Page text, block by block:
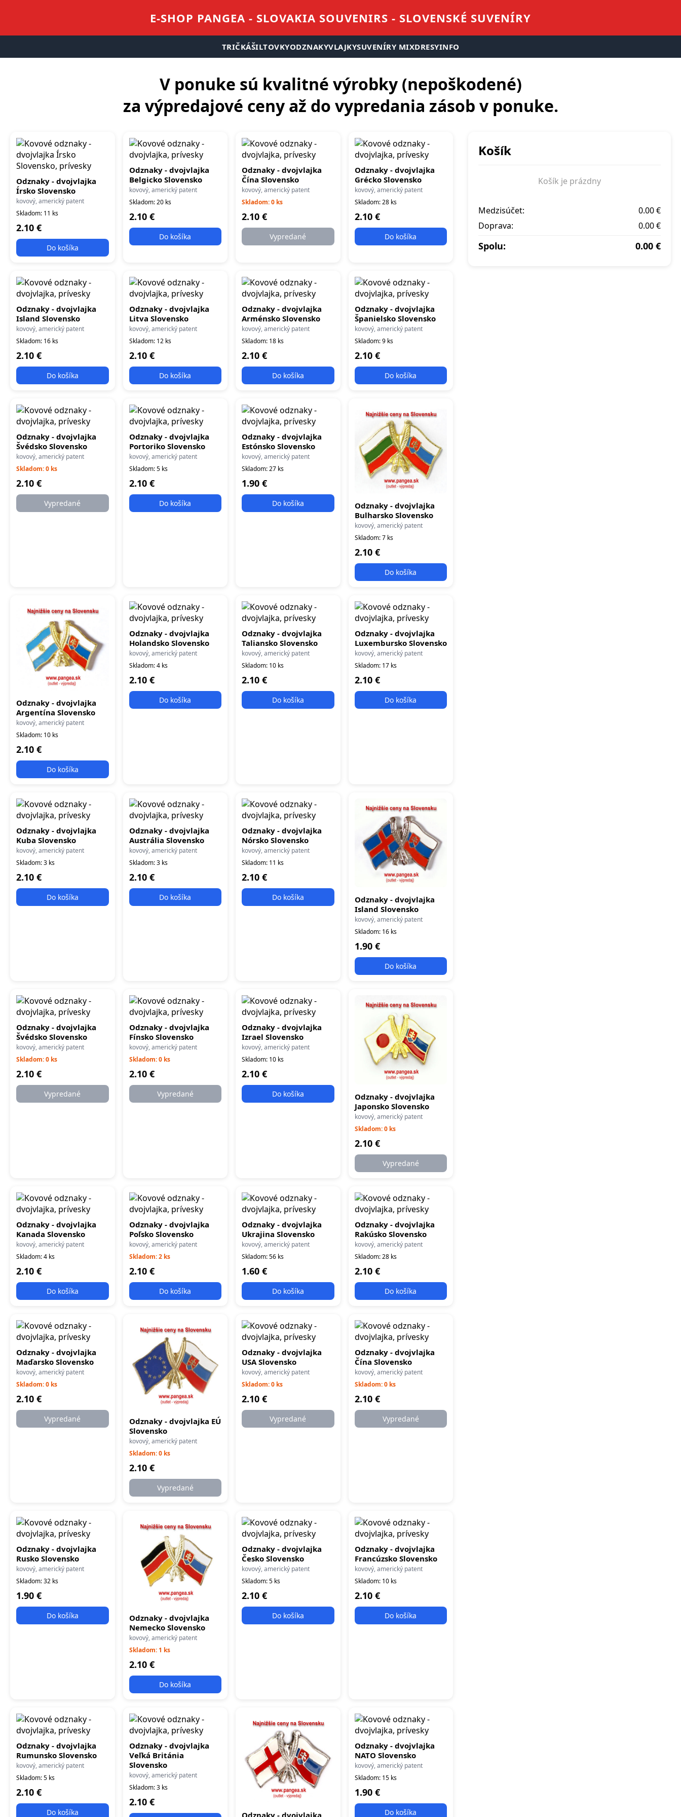
E-SHOP PANGEA - SLOVAKIA SOUVENIRS - SLOVENSKÉ SUVENÍRY
TRIČKÁŠILTOVKYODZNAKYVLAJKYSUVENÍRY MIXDRESYINFO
V ponuke sú kvalitné výrobky (nepoškodené)
za výpredajové ceny až do vypredania zásob v ponuke.
Odznaky - dvojvlajka
Írsko Slovensko
kovový, americký patent
Skladom: 11 ks
2.10 €
Do košíka
Odznaky - dvojvlajka
Belgicko Slovensko
kovový, americký patent
Skladom: 20 ks
2.10 €
Do košíka
Odznaky - dvojvlajka
Čína Slovensko
kovový, americký patent
Skladom: 0 ks
2.10 €
Vypredané
Odznaky - dvojvlajka
Grécko Slovensko
kovový, americký patent
Skladom: 28 ks
2.10 €
Do košíka
Odznaky - dvojvlajka
Island Slovensko
kovový, americký patent
Skladom: 16 ks
2.10 €
Do košíka
Odznaky - dvojvlajka
Litva Slovensko
kovový, americký patent
Skladom: 12 ks
2.10 €
Do košíka
Odznaky - dvojvlajka
Arménsko Slovensko
kovový, americký patent
Skladom: 18 ks
2.10 €
Do košíka
Odznaky - dvojvlajka
Španielsko Slovensko
kovový, americký patent
Skladom: 9 ks
2.10 €
Do košíka
Odznaky - dvojvlajka
Švédsko Slovensko
kovový, americký patent
Skladom: 0 ks
2.10 €
Vypredané
Odznaky - dvojvlajka
Portoriko Slovensko
kovový, americký patent
Skladom: 5 ks
2.10 €
Do košíka
Odznaky - dvojvlajka
Estónsko Slovensko
kovový, americký patent
Skladom: 27 ks
1.90 €
Do košíka
Odznaky - dvojvlajka
Bulharsko Slovensko
kovový, americký patent
Skladom: 7 ks
2.10 €
Do košíka
Odznaky - dvojvlajka
Argentína Slovensko
kovový, americký patent
Skladom: 10 ks
2.10 €
Do košíka
Odznaky - dvojvlajka
Holandsko Slovensko
kovový, americký patent
Skladom: 4 ks
2.10 €
Do košíka
Odznaky - dvojvlajka
Taliansko Slovensko
kovový, americký patent
Skladom: 10 ks
2.10 €
Do košíka
Odznaky - dvojvlajka
Luxembursko Slovensko
kovový, americký patent
Skladom: 17 ks
2.10 €
Do košíka
Odznaky - dvojvlajka
Kuba Slovensko
kovový, americký patent
Skladom: 3 ks
2.10 €
Do košíka
Odznaky - dvojvlajka
Austrália Slovensko
kovový, americký patent
Skladom: 3 ks
2.10 €
Do košíka
Odznaky - dvojvlajka
Nórsko Slovensko
kovový, americký patent
Skladom: 11 ks
2.10 €
Do košíka
Odznaky - dvojvlajka
Island Slovensko
kovový, americký patent
Skladom: 16 ks
1.90 €
Do košíka
Odznaky - dvojvlajka
Švédsko Slovensko
kovový, americký patent
Skladom: 0 ks
2.10 €
Vypredané
Odznaky - dvojvlajka
Fínsko Slovensko
kovový, americký patent
Skladom: 0 ks
2.10 €
Vypredané
Odznaky - dvojvlajka
Izrael Slovensko
kovový, americký patent
Skladom: 10 ks
2.10 €
Do košíka
Odznaky - dvojvlajka
Japonsko Slovensko
kovový, americký patent
Skladom: 0 ks
2.10 €
Vypredané
Odznaky - dvojvlajka
Kanada Slovensko
kovový, americký patent
Skladom: 4 ks
2.10 €
Do košíka
Odznaky - dvojvlajka
Poľsko Slovensko
kovový, americký patent
Skladom: 2 ks
2.10 €
Do košíka
Odznaky - dvojvlajka
Ukrajina Slovensko
kovový, americký patent
Skladom: 56 ks
1.60 €
Do košíka
Odznaky - dvojvlajka
Rakúsko Slovensko
kovový, americký patent
Skladom: 28 ks
2.10 €
Do košíka
Odznaky - dvojvlajka
Maďarsko Slovensko
kovový, americký patent
Skladom: 0 ks
2.10 €
Vypredané
Odznaky - dvojvlajka EÚ
Slovensko
kovový, americký patent
Skladom: 0 ks
2.10 €
Vypredané
Odznaky - dvojvlajka
USA Slovensko
kovový, americký patent
Skladom: 0 ks
2.10 €
Vypredané
Odznaky - dvojvlajka
Čína Slovensko
kovový, americký patent
Skladom: 0 ks
2.10 €
Vypredané
Odznaky - dvojvlajka
Rusko Slovensko
kovový, americký patent
Skladom: 32 ks
1.90 €
Do košíka
Odznaky - dvojvlajka
Nemecko Slovensko
kovový, americký patent
Skladom: 1 ks
2.10 €
Do košíka
Odznaky - dvojvlajka
Česko Slovensko
kovový, americký patent
Skladom: 5 ks
2.10 €
Do košíka
Odznaky - dvojvlajka
Francúzsko Slovensko
kovový, americký patent
Skladom: 10 ks
2.10 €
Do košíka
Odznaky - dvojvlajka
Rumunsko Slovensko
kovový, americký patent
Skladom: 5 ks
2.10 €
Do košíka
Odznaky - dvojvlajka
Veľká Británia
Slovensko
kovový, americký patent
Skladom: 3 ks
2.10 €
Odznaky - dvojvlajka
Odznaky - dvojvlajka
NATO Slovensko
kovový, americký patent
Skladom: 15 ks
1.90 €
Do košíka
Košík
Košík je prázdny
Medzisúčet:
0.00 €
Doprava:
0.00 €
Spolu: 0.00 €